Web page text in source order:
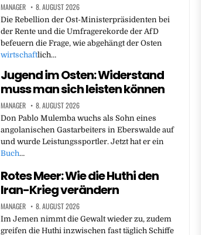
MANAGER 8. AUGUST 2026
Die Rebellion der Ost-Ministerpräsidenten bei
der Rente und die Umfragerekorde der AfD
befeuern die Frage, wie abgehängt der Osten
wirtschaftlich…
Jugend im Osten: Widerstand
muss man sich leisten können
MANAGER 8. AUGUST 2026
Don Pablo Mulemba wuchs als Sohn eines
angolanischen Gastarbeiters in Eberswalde auf
und wurde Leistungssportler. Jetzt hat er ein
Buch…
Rotes Meer: Wie die Huthi den
Iran-Krieg verändern
MANAGER 8. AUGUST 2026
Im Jemen nimmt die Gewalt wieder zu, zudem
greifen die Huthi inzwischen fast täglich Schiffe